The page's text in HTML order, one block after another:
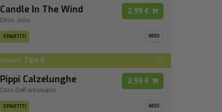
Candle In The Wind
Elton John
2,99 €
SPARTITI MIDI
Genere: Tipo A
Pippi Calzelunghe
Coro Dell'antoniano
2,99 €
SPARTITI MIDI